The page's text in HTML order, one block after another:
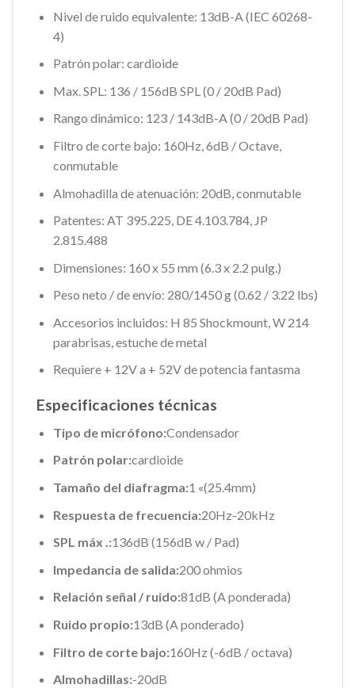
Nivel de ruido equivalente: 13dB-A (IEC 60268-
4)
Patrón polar: cardioide
Max. SPL: 136 / 156dB SPL (0 / 20dB Pad)
Rango dinámico: 123 / 143dB-A (0 / 20dB Pad)
Filtro de corte bajo: 160Hz, 6dB / Octave,
conmutable
Almohadilla de atenuación: 20dB, conmutable
Patentes: AT 395.225, DE 4.103.784, JP
2.815.488
Dimensiones: 160 x 55 mm (6.3 x 2.2 pulg.)
Peso neto / de envío: 280/1450 g (0.62 / 3.22 lbs)
Accesorios incluidos: H 85 Shockmount, W 214
parabrisas, estuche de metal
Requiere + 12V a + 52V de potencia fantasma
Especificaciones técnicas
Tipo de micrófono:Condensador
Patrón polar:cardioide
Tamaño del diafragma:1 «(25.4mm)
Respuesta de frecuencia:20Hz-20kHz
SPL máx .:136dB (156dB w / Pad)
Impedancia de salida:200 ohmios
Relación señal / ruido:81dB (A ponderada)
Ruido propio:13dB (A ponderado)
Filtro de corte bajo:160Hz (-6dB / octava)
Almohadillas:-20dB